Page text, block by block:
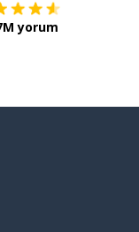
yorum